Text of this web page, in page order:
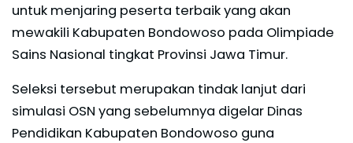
untuk menjaring peserta terbaik yang akan
mewakili Kabupaten Bondowoso pada Olimpiade
Sains Nasional tingkat Provinsi Jawa Timur.
Seleksi tersebut merupakan tindak lanjut dari
simulasi OSN yang sebelumnya digelar Dinas
Pendidikan Kabupaten Bondowoso guna